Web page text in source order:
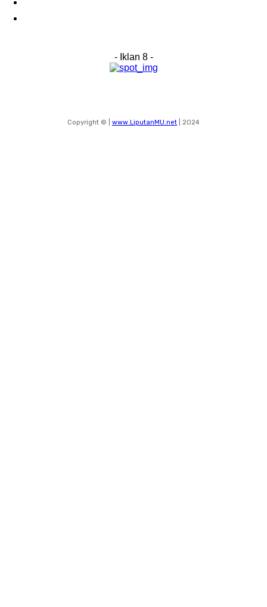
- Iklan 8 -
Copyright © | www.LiputanMU.net | 2024